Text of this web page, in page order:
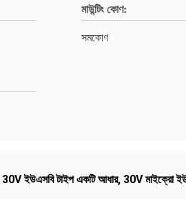
মাউন্টিং কোণ:
সমকোণ
30V ইউএসবি টাইপ একটি আধার, 30V মাইক্রো